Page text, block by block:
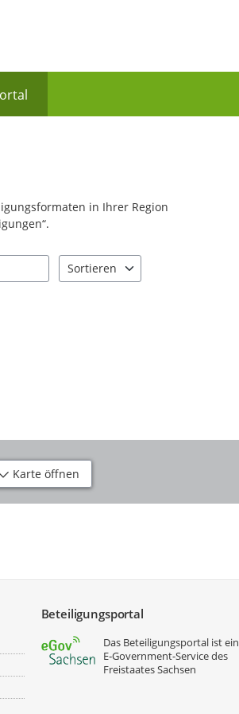
in Ihrer Region
Sortieren
Karte öffnen
Beteiligungsportal
Das Beteiligungsportal ist ein
E‑Government-Service des
Freistaates Sachsen